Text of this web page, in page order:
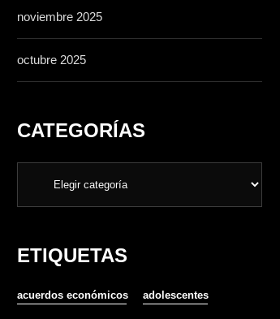
noviembre 2025
octubre 2025
CATEGORÍAS
ETIQUETAS
acuerdos económicos adolescentes